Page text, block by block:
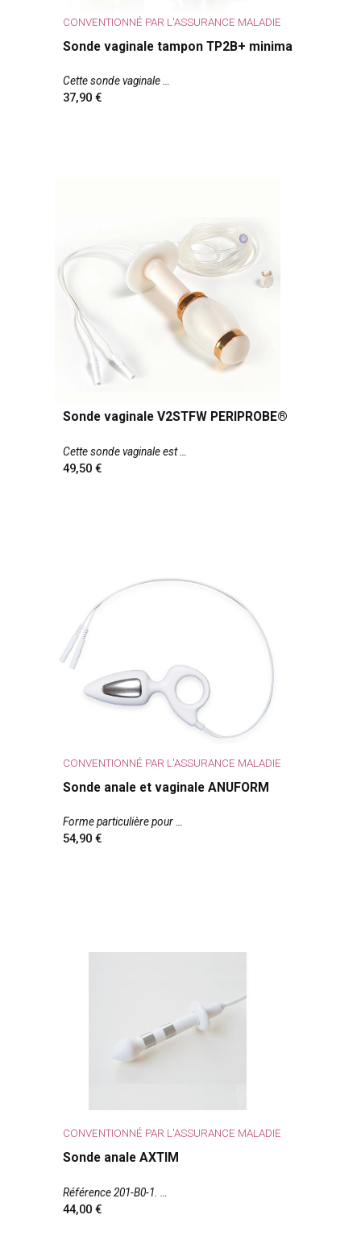
CONVENTIONNÉ PAR L'ASSURANCE MALADIE
Sonde vaginale tampon TP2B+ minima
Cette sonde vaginale
37,90
Sonde vaginale V2STFW PERIPROBE®
Cette sonde vaginale est
49,50
CONVENTIONNÉ PAR L'ASSURANCE MALADIE
Sonde anale et vaginale ANUFORM
Forme particulière pour
54,90
CONVENTIONNÉ PAR L'ASSURANCE MALADIE
Sonde anale AXTIM
Référence 201-B0-1.
44,00